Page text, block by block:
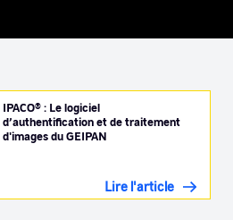
IPACO® : Le logiciel
d’authentification et de traitement
d'images du GEIPAN
Lire l'article